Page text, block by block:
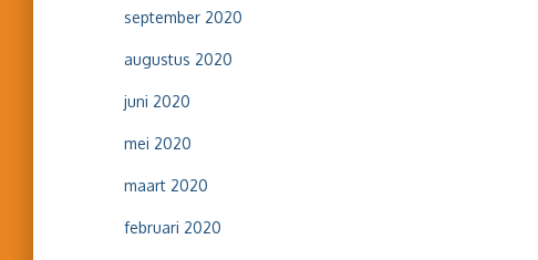
september 2020
augustus 2020
juni 2020
mei 2020
maart 2020
februari 2020